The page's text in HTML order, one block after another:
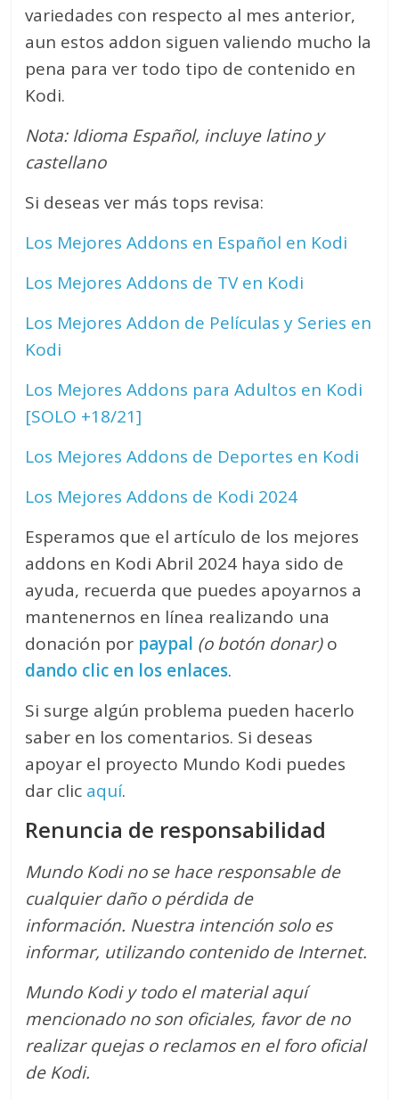
variedades con respecto al mes anterior,
aun estos addon siguen valiendo mucho la
pena para ver todo tipo de contenido en
Kodi.
Nota: Idioma Español, incluye latino y
castellano
Si deseas ver más tops revisa:
Los Mejores Addons en Español en Kodi
Los Mejores Addons de TV en Kodi
Los Mejores Addon de Películas y Series en
Kodi
Los Mejores Addons para Adultos en Kodi
[SOLO +18/21]
Los Mejores Addons de Deportes en Kodi
Los Mejores Addons de Kodi 2024
Esperamos que el artículo de los mejores
addons en Kodi Abril 2024 haya sido de
ayuda, recuerda que puedes apoyarnos a
mantenernos en línea realizando una
donación por paypal (o botón donar)o
dando clic en los enlaces.
Si surge algún problema pueden hacerlo
saber en los comentarios. Si deseas
apoyar el proyecto Mundo Kodi puedes
dar clic aquí.
Renuncia de responsabilidad
Mundo Kodi no se hace responsable de
cualquier daño o pérdida de
información. Nuestra intención solo es
informar, utilizando contenido de Internet.
Mundo Kodi y todo el material aquí
mencionado no son oficiales, favor de no
realizar quejas o reclamos en el foro oficial
de Kodi.